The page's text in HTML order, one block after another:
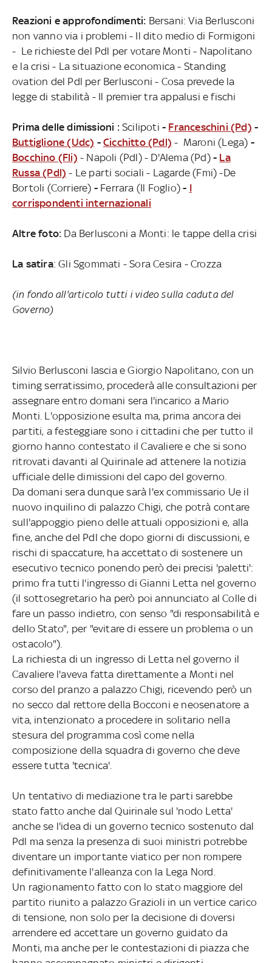
Reazioni e approfondimenti: Bersani: Via Berlusconi
non vanno via i problemi - Il dito medio di Formigoni
- Le richieste del Pdl per votare Monti - Napolitano
e la crisi - La situazione economica - Standing
ovation del Pdl per Berlusconi - Cosa prevede la
legge di stabilità - Il premier tra appalusi e fischi
Prima delle dimissioni : Scilipoti - Franceschini (Pd) -
Buttiglione (Udc) - Cicchitto (Pdl) - Maroni (Lega) -
Bocchino (Fli) - Napoli (Pdl) - D'Alema (Pd)- La
Russa (Pdl) - Le parti sociali - Lagarde (Fmi) -De
Bortoli (Corriere) - Ferrara (Il Foglio) - I
corrispondenti internazionali
Altre foto: Da Berlusconi a Monti: le tappe della crisi
La satira: Gli Sgommati - Sora Cesira - Crozza
(in fondo all'articolo tutti i video sulla caduta del
Governo)
Silvio Berlusconi lascia e Giorgio Napolitano, con un
timing serratissimo, procederà alle consultazioni per
assegnare entro domani sera l'incarico a Mario
Monti. L'opposizione esulta ma, prima ancora dei
partiti, a festeggiare sono i cittadini che per tutto il
giorno hanno contestato il Cavaliere e che si sono
ritrovati davanti al Quirinale ad attenere la notizia
ufficiale delle dimissioni del capo del governo.
Da domani sera dunque sarà l'ex commissario Ue il
nuovo inquilino di palazzo Chigi, che potrà contare
sull'appoggio pieno delle attuali opposizioni e, alla
fine, anche del Pdl che dopo giorni di discussioni, e
rischi di spaccature, ha accettato di sostenere un
esecutivo tecnico ponendo però dei precisi 'paletti':
primo fra tutti l'ingresso di Gianni Letta nel governo
(il sottosegretario ha però poi annunciato al Colle di
fare un passo indietro, con senso "di responsabilità e
dello Stato", per "evitare di essere un problema o un
ostacolo").
La richiesta di un ingresso di Letta nel governo il
Cavaliere l'aveva fatta direttamente a Monti nel
corso del pranzo a palazzo Chigi, ricevendo però un
no secco dal rettore della Bocconi e neosenatore a
vita, intenzionato a procedere in solitario nella
stesura del programma così come nella
composizione della squadra di governo che deve
essere tutta 'tecnica'.
Un tentativo di mediazione tra le parti sarebbe
stato fatto anche dal Quirinale sul 'nodo Letta'
anche se l'idea di un governo tecnico sostenuto dal
Pdl ma senza la presenza di suoi ministri potrebbe
diventare un importante viatico per non rompere
definitivamente l'alleanza con la Lega Nord.
Un ragionamento fatto con lo stato maggiore del
partito riunito a palazzo Grazioli in un vertice carico
di tensione, non solo per la decisione di doversi
arrendere ed accettare un governo guidato da
Monti, ma anche per le contestazioni di piazza che